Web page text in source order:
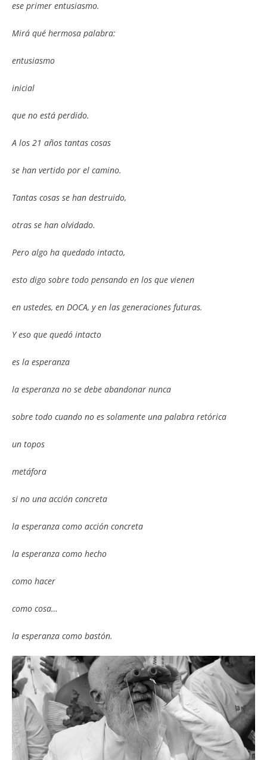
ese primer entusiasmo.
Mirá qué hermosa palabra:
entusiasmo
inicial
que no está perdido.
A los 21 años tantas cosas
se han vertido por el camino.
Tantas cosas se han destruido,
otras se han olvidado.
Pero algo ha quedado intacto,
esto digo sobre todo pensando en los que vienen
en ustedes, en DOCA, y en las generaciones futuras.
Y eso que quedó intacto
es la esperanza
la esperanza no se debe abandonar nunca
sobre todo cuando no es solamente una palabra retórica
un topos
metáfora
si no una acción concreta
la esperanza como acción concreta
la esperanza como hecho
como hacer
como cosa…
la esperanza como bastón.